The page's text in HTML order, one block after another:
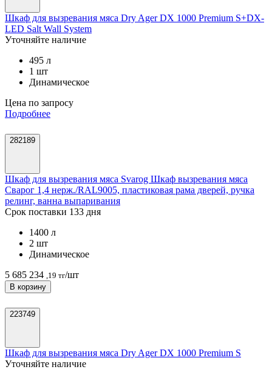
Шкаф для вызревания мяса Dry Ager DX 1000 Premium S+DX-
LED Salt Wall System
Уточняйте наличие
495 л
1 шт
Динамическое
Цена по запросу
Подробнее
282189
Шкаф для вызревания мяса Svarog Шкаф вызревания мяса
Сварог 1,4 нерж./RAL9005, пластиковая рама дверей, ручка
релинг, ванна выпаривания
Срок поставки 133 дня
1400 л
2 шт
Динамическое
5 685 234 ,19 тг/шт
В корзину
223749
Шкаф для вызревания мяса Dry Ager DX 1000 Premium S
Уточняйте наличие